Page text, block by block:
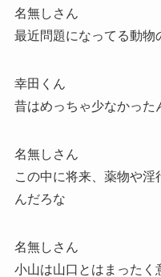
名無しさん
最近問題になってる動物
幸田くん
昔はめっちゃ少なかった
名無しさん
この中に将来、薬物や淫
んだろな
名無しさん
小山は山口とはまったく